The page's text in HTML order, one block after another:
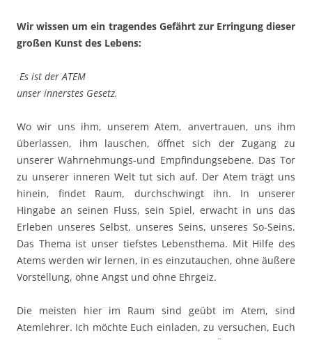
Wir wissen um ein tragendes Gefährt zur Erringung dieser
großen Kunst des Lebens:
Es ist der ATEM
unser innerstes Gesetz.
Wo wir uns ihm, unserem Atem, anvertrauen, uns ihm
überlassen, ihm lauschen, öffnet sich der Zugang zu
unserer Wahrnehmungs-und Empfindungsebene. Das Tor
zu unserer inneren Welt tut sich auf. Der Atem trägt uns
hinein, findet Raum, durchschwingt ihn. In unserer
Hingabe an seinen Fluss, sein Spiel, erwacht in uns das
Erleben unseres Selbst, unseres Seins, unseres So-Seins.
Das Thema ist unser tiefstes Lebensthema. Mit Hilfe des
Atems werden wir lernen, in es einzutauchen, ohne äußere
Vorstellung, ohne Angst und ohne Ehrgeiz.
Die meisten hier im Raum sind geübt im Atem, sind
Atemlehrer. Ich möchte Euch einladen, zu versuchen, Euch